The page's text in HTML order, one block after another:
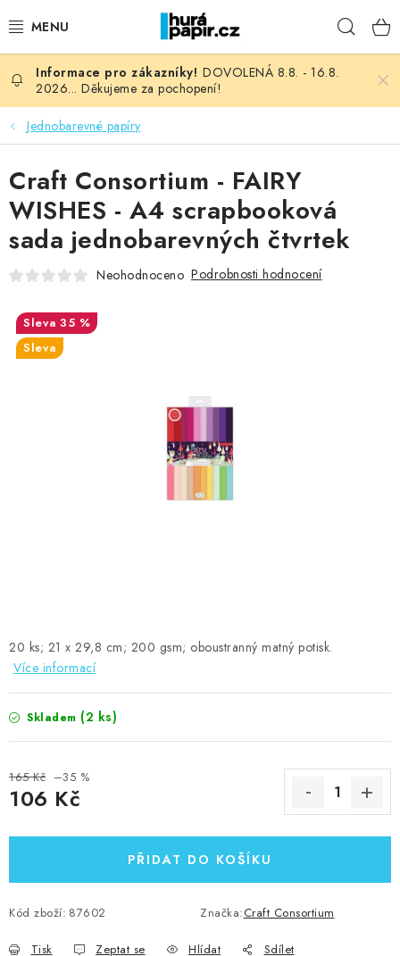
na
NOVINKY
HURÁ DÍLNA
VŠECHNO ZBOŽÍ
KNIHAŘSKÝ MATERIÁL
OBLÍBENÉ ♥️
FOTORECENZE
Moje objednávka
DOVOLENÁ 8.8. - 16.8.
2026... Děkujeme za pochopení!
Jednobarevné papíry
20 ks; 21 x 29,8 cm; 200 gsm; oboustranný matný potisk.
Více informací
Skladem (2 ks)
165 Kč –35 %
106 Kč
PŘIDAT DO KOŠÍKU
Kód zboží: 87602 Značka:Craft Consortium
Tisk Zeptat se Hlídat Sdílet
Craft Consortium - FAIRY
WISHES - A4 scrapbooková
sada jednobarevných čtvrtek
Neohodnoceno Podrobnosti hodnocení
35 %
Sleva